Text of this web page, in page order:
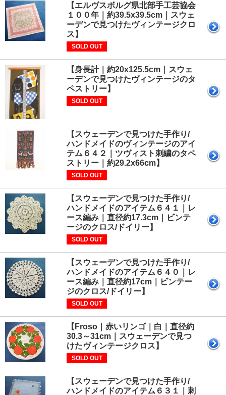
【エルヴスボルグ県北部手工芸協会
１００年｜約39.5x39.5cm｜スウェ
ーデンで見つけたヴィンテージクロ
ス】
SOLD OUT
【身長計｜約20x125.5cm｜スウェ
ーデンで見つけたヴィンテージのタ
ペストリー】
SOLD OUT
【スウェーデンで見つけた手作り/
ハンドメイドのヴィンテージのアイ
テム６４２｜ツヴィスト刺繍のタペ
ストリー｜約29.2x66cm】
SOLD OUT
【スウェーデンで見つけた手作り/
ハンドメイドのアイテム６４１｜レ
ース編み｜直径約17.3cm｜ビンテ
ージのクロス/ドイリー】
SOLD OUT
【スウェーデンで見つけた手作り/
ハンドメイドのアイテム６４０｜レ
ース編み｜直径約17cm｜ビンテー
ジのクロス/ドイリー】
SOLD OUT
【Froso｜赤いリンゴ｜白｜直径約
30.3～31cm｜スウェーデンで見つ
けたヴィンテージクロス】
SOLD OUT
【スウェーデンで見つけた手作り/
ハンドメイドのアイテム６３１｜刺